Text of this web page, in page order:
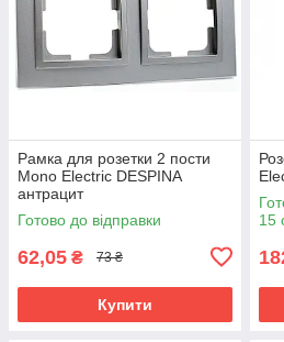
Рамка для розетки 2 пости
Mono Electric DESPINA
антрацит
Готово до відправки
62,05 ₴ 73 ₴
Купити
15